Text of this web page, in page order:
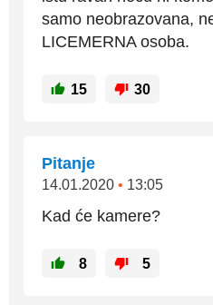
samo neobrazovana,
LICEMERNA osoba.
15 30
Pitanje
14.01.2020 • 13:05
Kad će kamere?
8 5